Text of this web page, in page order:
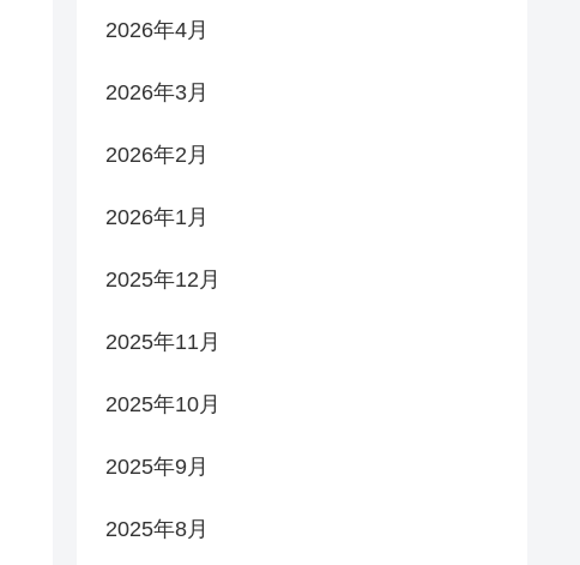
2026年4月
2026年3月
2026年2月
2026年1月
2025年12月
2025年11月
2025年10月
2025年9月
2025年8月